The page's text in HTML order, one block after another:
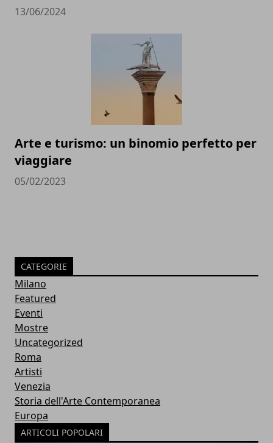
13/06/2024
Arte e turismo: un binomio perfetto per
viaggiare
05/02/2023
CATEGORIE
Milano
Featured
Eventi
Mostre
Uncategorized
Roma
Artisti
Venezia
Storia dell'Arte Contemporanea
Europa
ARTICOLI POPOLARI